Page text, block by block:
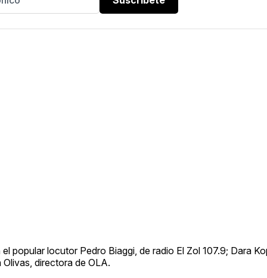
popular locutor Pedro Biaggi, de radio El Zol 107.9; Dara
directora de OLA.